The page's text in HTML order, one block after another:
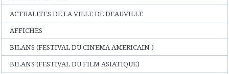
ACTUALITES DE LA VILLE DE DEAUVILLE
AFFICHES
BILANS (FESTIVAL DU CINEMA AMERICAIN )
BILANS (FESTIVAL DU FILM ASIATIQUE)